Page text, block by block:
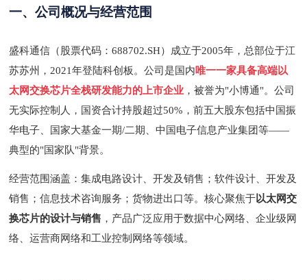
一、公司概况与经营范围
盛科通信（股票代码：688702.SH）成立于2005年，总部位于江
苏苏州，2021年登陆科创板。公司是国内唯一一家具备高端以
太网交换芯片全栈研发能力的上市企业 ，被誉为"小博通"。公司
无实际控制人，国资合计持股超过50%，前五大股东包括中国振
华电子、国家大基金一期/二期、中国电子信息产业集团等——
典型的"国家队"背景。
经营范围涵盖：集成电路设计、开发及销售；软件设计、开发及
销售；信息技术咨询服务；货物进出口等。核心聚焦于以太网交
换芯片的设计与销售 ，产品广泛应用于数据中心网络、企业级网
络、运营商网络和工业控制网络等领域。